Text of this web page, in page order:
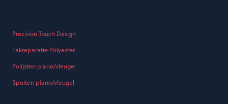
Precision Touch Design
Lakreparatie Polyester
Polijsten piano/vleugel
Spuiten piano/vleugel